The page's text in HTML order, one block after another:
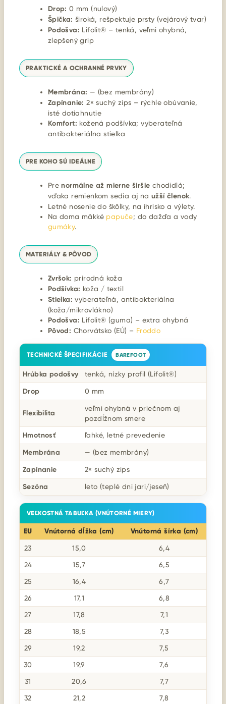
Drop: 0 mm (nulový)
Špička: široká, rešpektuje prsty (vejárový tvar)
Podošva: Lifolit® – tenká, veľmi ohybná,
zlepšený grip
PRAKTICKÉ A OCHRANNÉ PRVKY
Membrána: — (bez membrány)
Zapínanie: 2× suchý zips – rýchle obúvanie,
isté dotiahnutie
Komfort: kožená podšívka; vyberateľná
antibakteriálna stielka
PRE KOHO SÚ IDEÁLNE
Prenormálne až mierne širšie chodidlá;
vďaka remienkom sedia aj na užší členok.
Letné nosenie do škôlky, na ihrisko a výlety.
Na doma mäkké papuče; do dažďa a vody
gumáky.
MATERIÁLY & PÔVOD
Zvršok: prírodná koža
Podšívka: koža / textil
Stielka: vyberateľná, antibakteriálna
(koža/mikrovlákno)
Podošva: Lifolit® (guma) – extra ohybná
Pôvod: Chorvátsko (EÚ) – Froddo
TECHNICKÉ ŠPECIFIKÁCIE BAREFOOT
Hrúbka podošvy tenká, nízky profil (Lifolit®)
Drop 0 mm
Flexibilita
veľmi ohybná v priečnom aj
pozdĺžnom smere
Hmotnosť ľahké, letné prevedenie
Membrána — (bez membrány)
Zapínanie 2× suchý zips
Sezóna leto (teplé dni jari/jeseň)
VEĽKOSTNÁ TABUĽKA (VNÚTORNÉ MIERY)
EU Vnútorná dĺžka (cm) Vnútorná šírka (cm)
23 15,0 6,4
24 15,7 6,5
25 16,4 6,7
26 17,1 6,8
27 17,8 7,1
28 18,5 7,3
29 19,2 7,5
30 19,9 7,6
31 20,6 7,7
32 21,2 7,8